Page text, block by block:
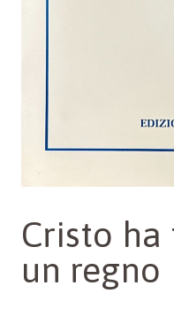
Cristo
un regno